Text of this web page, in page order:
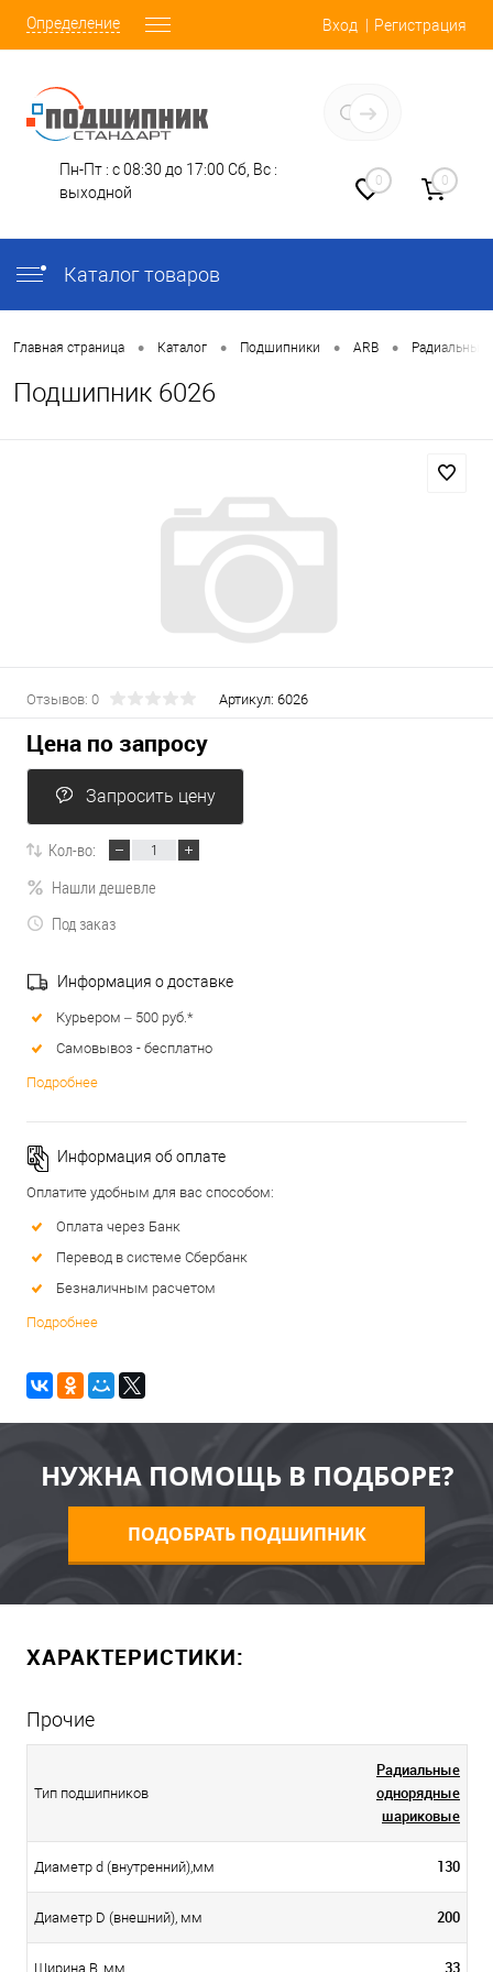
Определение Вход Регистрация
Пн-Пт : с 08:30 до 17:00 Сб, Вс :
выходной
0 0
Каталог товаров
Главная страница • Каталог • Подшипники • ARB • Радиальные
Подшипник 6026
Отзывов: 0 Артикул: 6026
Цена по запросу
Запросить цену
Кол-во:
Нашли дешевле
Под заказ
Информация о доставке
Курьером – 500 руб.*
Самовывоз - бесплатно
Подробнее
Информация об оплате
Оплатите удобным для вас способом:
Оплата через Банк
Перевод в системе Сбербанк
Безналичным расчетом
Подробнее
НУЖНА ПОМОЩЬ В ПОДБОРЕ?
ПОДОБРАТЬ ПОДШИПНИК
ХАРАКТЕРИСТИКИ:
Прочие
Тип подшипников
Радиальные
однорядные
шариковые
Диаметр d (внутренний),мм 130
Диаметр D (внешний), мм 200
Ширина B, мм 33